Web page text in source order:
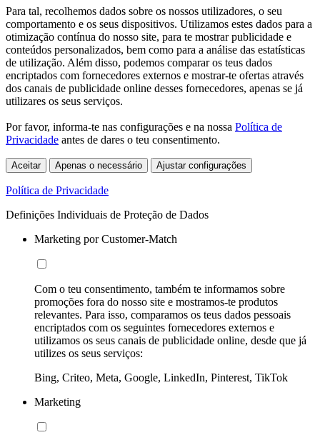
Para tal, recolhemos dados sobre os nossos utilizadores, o seu
comportamento e os seus dispositivos. Utilizamos estes dados para a
otimização contínua do nosso site, para te mostrar publicidade e
conteúdos personalizados, bem como para a análise das estatísticas
de utilização. Além disso, podemos comparar os teus dados
encriptados com fornecedores externos e mostrar-te ofertas através
dos canais de publicidade online desses fornecedores, apenas se já
utilizares os seus serviços.
Por favor, informa-te nas configurações e na nossa Política de
Privacidade antes de dares o teu consentimento.
Aceitar Apenas o necessário Ajustar configurações
Política de Privacidade
Definições Individuais de Proteção de Dados
Marketing por Customer-Match
Com o teu consentimento, também te informamos sobre
promoções fora do nosso site e mostramos-te produtos
relevantes. Para isso, comparamos os teus dados pessoais
encriptados com os seguintes fornecedores externos e
utilizamos os seus canais de publicidade online, desde que já
utilizes os seus serviços:
Bing, Criteo, Meta, Google, LinkedIn, Pinterest, TikTok
Marketing